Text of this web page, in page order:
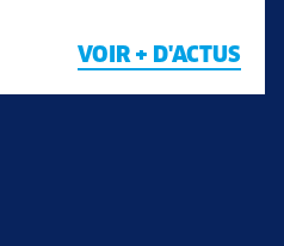
VOIR + D'ACTUS